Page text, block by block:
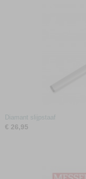
Diamant slijpstaaf
€ 26,95